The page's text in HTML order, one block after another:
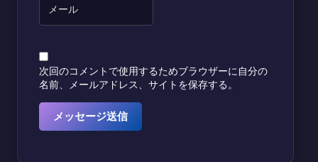
次回のコメントで使用するためブラウザーに自分の
名前、メールアドレス、サイトを保存する。